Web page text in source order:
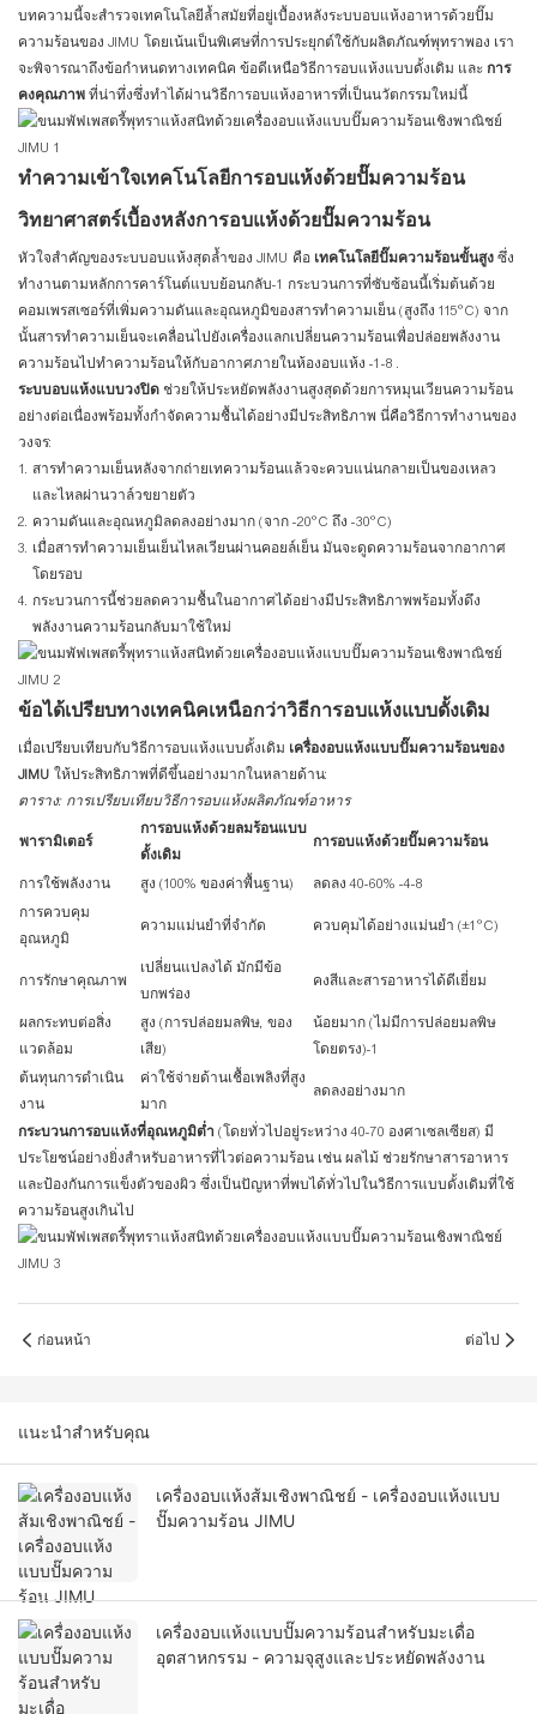
บทความนี้จะสำรวจเทคโนโลยีล้ำสมัยที่อยู่เบื้องหลังระบบอบแห้งอาหารด้วยปั๊ม
ความร้อนของ JIMU โดยเน้นเป็นพิเศษที่การประยุกต์ใช้กับผลิตภัณฑ์พุทราพอง เรา
จะพิจารณาถึงข้อกำหนดทางเทคนิค ข้อดีเหนือวิธีการอบแห้งแบบดั้งเดิม และ การ
คงคุณภาพ ที่น่าทึ่งซึ่งทำได้ผ่านวิธีการอบแห้งอาหารที่เป็นนวัตกรรมใหม่นี้
ทำความเข้าใจเทคโนโลยีการอบแห้งด้วยปั๊มความร้อน
วิทยาศาสตร์เบื้องหลังการอบแห้งด้วยปั๊มความร้อน
หัวใจสำคัญของระบบอบแห้งสุดล้ำของ JIMU คือ เทคโนโลยีปั๊มความร้อนขั้นสูง ซึ่ง
ทำงานตามหลักการคาร์โนต์แบบย้อนกลับ-1 กระบวนการที่ซับซ้อนนี้เริ่มต้นด้วย
คอมเพรสเซอร์ที่เพิ่มความดันและอุณหภูมิของสารทำความเย็น (สูงถึง 115°C) จาก
นั้นสารทำความเย็นจะเคลื่อนไปยังเครื่องแลกเปลี่ยนความร้อนเพื่อปล่อยพลังงาน
ความร้อนไปทำความร้อนให้กับอากาศภายในห้องอบแห้ง -1 -8 .
ระบบอบแห้งแบบวงปิด ช่วยให้ประหยัดพลังงานสูงสุดด้วยการหมุนเวียนความร้อน
อย่างต่อเนื่องพร้อมทั้งกำจัดความชื้นได้อย่างมีประสิทธิภาพ นี่คือวิธีการทำงานของ
วงจร:
สารทำความเย็นหลังจากถ่ายเทความร้อนแล้วจะควบแน่นกลายเป็นของเหลว
และไหลผ่านวาล์วขยายตัว
ความดันและอุณหภูมิลดลงอย่างมาก (จาก -20°C ถึง -30°C)
เมื่อสารทำความเย็นเย็นไหลเวียนผ่านคอยล์เย็น มันจะดูดความร้อนจากอากาศ
โดยรอบ
กระบวนการนี้ช่วยลดความชื้นในอากาศได้อย่างมีประสิทธิภาพพร้อมทั้งดึง
พลังงานความร้อนกลับมาใช้ใหม่
ข้อได้เปรียบทางเทคนิคเหนือกว่าวิธีการอบแห้งแบบดั้งเดิม
เมื่อเปรียบเทียบกับวิธีการอบแห้งแบบดั้งเดิม เครื่องอบแห้งแบบปั๊มความร้อนของ
JIMU ให้ประสิทธิภาพที่ดีขึ้นอย่างมากในหลายด้าน:
ตาราง: การเปรียบเทียบวิธีการอบแห้งผลิตภัณฑ์อาหาร
พารามิเตอร์
การอบแห้งด้วยลมร้อนแบบ
ดั้งเดิม
การอบแห้งด้วยปั๊มความร้อน
การใช้พลังงาน สูง (100% ของค่าพื้นฐาน) ลดลง 40-60% -4-8
การควบคุม
อุณหภูมิ
ความแม่นยำที่จำกัด ควบคุมได้อย่างแม่นยำ (±1°C)
การรักษาคุณภาพ
เปลี่ยนแปลงได้ มักมีข้อ
บกพร่อง
คงสีและสารอาหารได้ดีเยี่ยม
ผลกระทบต่อสิ่ง
แวดล้อม
สูง (การปล่อยมลพิษ, ของ
เสีย)
น้อยมาก (ไม่มีการปล่อยมลพิษ
โดยตรง)-1
ต้นทุนการดำเนิน
งาน
ค่าใช้จ่ายด้านเชื้อเพลิงที่สูง
มาก
ลดลงอย่างมาก
กระบวนการอบแห้งที่อุณหภูมิต่ำ (โดยทั่วไปอยู่ระหว่าง 40-70 องศาเซลเซียส) มี
ประโยชน์อย่างยิ่งสำหรับอาหารที่ไวต่อความร้อน เช่น ผลไม้ ช่วยรักษาสารอาหาร
และป้องกันการแข็งตัวของผิว ซึ่งเป็นปัญหาที่พบได้ทั่วไปในวิธีการแบบดั้งเดิมที่ใช้
ความร้อนสูงเกินไป
ก่อนหน้า ต่อไป
แนะนำสำหรับคุณ
เครื่องอบแห้งส้มเชิงพาณิชย์ - เครื่องอบแห้งแบบ
ปั๊มความร้อน JIMU
เครื่องอบแห้งแบบปั๊มความร้อนสำหรับมะเดื่อ
อุตสาหกรรม - ความจุสูงและประหยัดพลังงาน